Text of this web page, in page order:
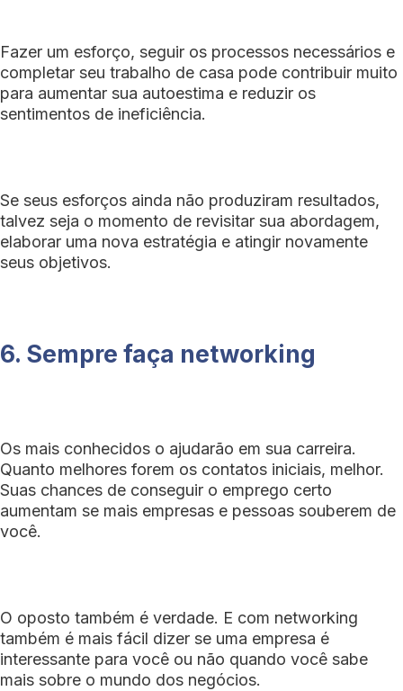
Fazer um esforço, seguir os processos necessários e
completar seu trabalho de casa pode contribuir muito
para aumentar sua autoestima e reduzir os
sentimentos de ineficiência.
Se seus esforços ainda não produziram resultados,
talvez seja o momento de revisitar sua abordagem,
elaborar uma nova estratégia e atingir novamente
seus objetivos.
6. Sempre faça networking
Os mais conhecidos o ajudarão em sua carreira.
Quanto melhores forem os contatos iniciais, melhor.
Suas chances de conseguir o emprego certo
aumentam se mais empresas e pessoas souberem de
você.
O oposto também é verdade. E com networking
também é mais fácil dizer se uma empresa é
interessante para você ou não quando você sabe
mais sobre o mundo dos negócios.